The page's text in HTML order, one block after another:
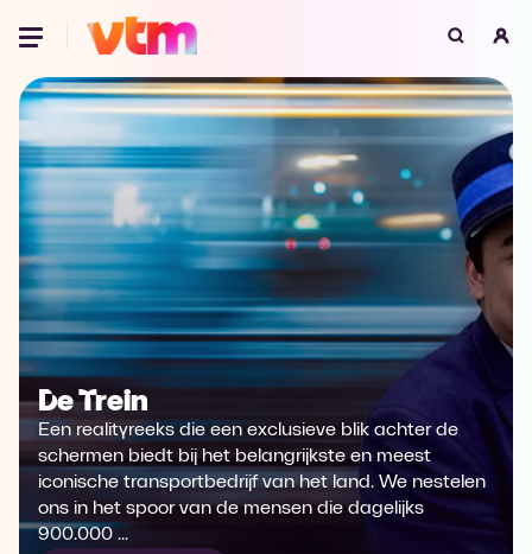
Voor je onze programma's gaat ontdekken,
best je browser updaten of hieronder één
van de ondersteunde browsers
downloaden.
Google Chrome Download
Firefox Download
Safari Download
Microsoft Edge Download
Opera Download
De Trein
Een realityreeks die een exclusieve blik achter de
schermen biedt bij het belangrijkste en meest
iconische transportbedrijf van het land. We nestelen
ons in het spoor van de mensen die dagelijks
900.000 ...